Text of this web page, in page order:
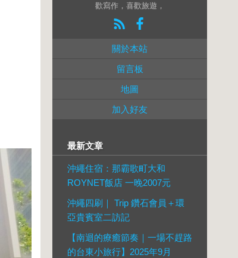
歡寫作，喜歡旅遊，
關於本站
留言板
地圖
加入好友
最新文章
沖繩住宿：那霸歌町大和
ROYNET飯店 一晚2007元
沖繩四刷｜ Trip 鑽石會員＋環
亞貴賓室二訪記
【南迴的療癒節奏｜一場不趕路
的台東小旅行】2025年9月